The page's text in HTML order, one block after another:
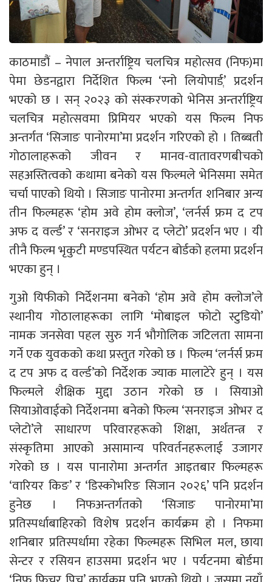
काठमाडौं – नेपाल अन्तर्राष्ट्रिय चलचित्र महोत्सव (निफ)मा
पेमा छेडनद्वारा निर्देशित फिल्म ‘स्नो लियोपार्डְ’ प्रदर्शन
भएको छ । सन् २०२३ को संस्करणको भेनिस अन्तर्राष्ट्रिय
चलचित्र महोत्सवमा प्रिमियर भएको यस फिल्म निफ
अन्तर्गत ‘सिजाङ पानोरमा’मा प्रदर्शन गरिएको हो । तिब्बती
गोठालाहरूको जीवन र मानव-वातावरणबीचको
सहअस्तित्वको कथामा बनेको यस फिल्मले भेनिसमा समेत
चर्चा पाएको थियो । सिजाङ पानोरमा अन्तर्गत शनिबार अन्य
तीन फिल्महरू ‘होम अवे होम क्लोज’, ‘लर्नर्स फ्रम द टप
अफ द वर्ल्ड’ र ‘सनराइज ओभर द प्लेटो’ प्रदर्शन भए । यी
तीनै फिल्म भृकुटी मण्डपस्थित पर्यटन बोर्डको हलमा प्रदर्शन
भएका हुन् ।
गुओ यिफीको निर्देशनमा बनेको ‘होम अवे होम क्लोज’ले
स्थानीय गोठालाहरूका लागि ‘मोबाइल फोटो स्टुडियो’
नामक जनसेवा पहल सुरु गर्न भौगोलिक जटिलता सामना
गर्ने एक युवकको कथा प्रस्तुत गरेको छ । फिल्म ‘लर्नर्स फ्रम
द टप अफ द वर्ल्ड’को निर्देशक ज्याक मालाटेरे हुन् । यस
फिल्मले शैक्षिक मुद्दा उठान गरेको छ । सियाओ
सियाओवाईको निर्देशनमा बनेको फिल्म ‘सनराइज ओभर द
प्लेटो’ले साधारण परिवारहरूको शिक्षा, अर्थतन्त्र र
संस्कृतिमा आएको असामान्य परिवर्तनहरूलाई उजागर
गरेको छ । यस पानारोमा अन्तर्गत आइतबार फिल्महरू
‘वारियर किङ’ र ‘डिस्कोभरिङ सिजान २०२६’ पनि प्रदर्शन
हुनेछ । निफअन्तर्गतको ‘सिजाङ पानोरमा’मा
प्रतिस्पर्धाबाहिरको विशेष प्रदर्शन कार्यक्रम हो । निफमा
शनिबार प्रतिस्पर्धामा रहेका फिल्महरू सिभिल मल, छाया
सेन्टर र रसियन हाउसमा प्रदर्शन भए । पर्यटनमा बोर्डमा